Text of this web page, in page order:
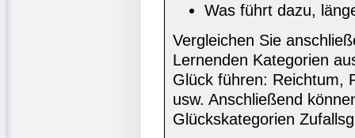
Was führt dazu,
Vergleichen Sie
Lernenden Kategorien
Glück führen: Reichtum,
usw. Anschließend
Glückskategorien